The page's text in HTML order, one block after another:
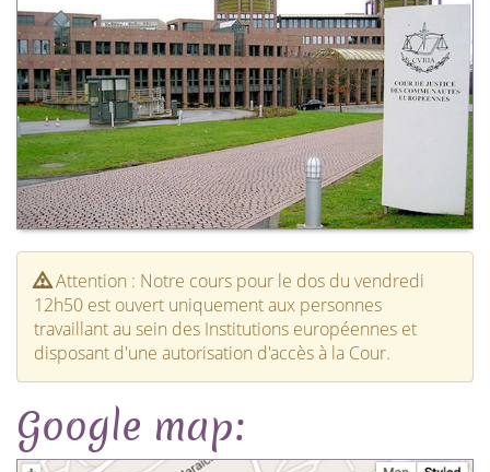
Attention : Notre cours pour le dos du vendredi
12h50 est ouvert uniquement aux personnes
travaillant au sein des Institutions européennes et
disposant d'une autorisation d'accès à la Cour.
Google map: